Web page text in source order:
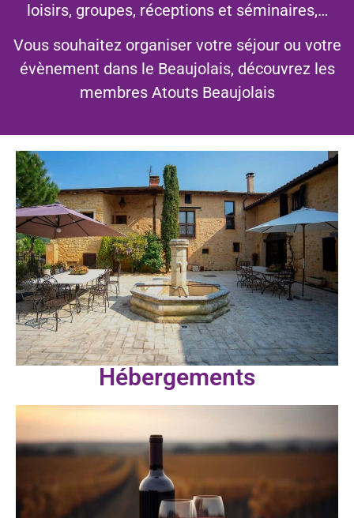
Vous bénéficiez d'avantages
auprès de nombreux
prestataires !
Découvrez le Pass'
Privilèges
loisirs, groupes, réceptions et séminaires,…
Vous souhaitez organiser votre séjour ou votre
évènement dans le Beaujolais, découvrez les
membres Atouts Beaujolais
Hébergements